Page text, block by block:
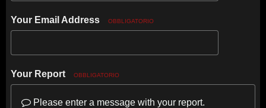
Your Email Address OBBLIGATORIO
Your Report OBBLIGATORIO
Please enter a message with your report.